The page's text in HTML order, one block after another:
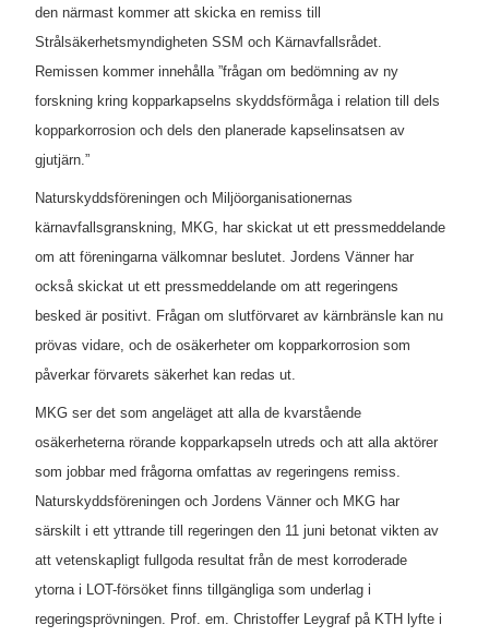
den närmast kommer att skicka en remiss till
Strålsäkerhetsmyndigheten SSM och Kärnavfallsrådet.
Remissen kommer innehålla ”frågan om bedömning av ny
forskning kring kopparkapselns skyddsförmåga i relation till dels
kopparkorrosion och dels den planerade kapselinsatsen av
gjutjärn.”
Naturskyddsföreningen och Miljöorganisationernas
kärnavfallsgranskning, MKG, har skickat ut ett pressmeddelande
om att föreningarna välkomnar beslutet. Jordens Vänner har
också skickat ut ett pressmeddelande om att regeringens
besked är positivt. Frågan om slutförvaret av kärnbränsle kan nu
prövas vidare, och de osäkerheter om kopparkorrosion som
påverkar förvarets säkerhet kan redas ut.
MKG ser det som angeläget att alla de kvarstående
osäkerheterna rörande kopparkapseln utreds och att alla aktörer
som jobbar med frågorna omfattas av regeringens remiss.
Naturskyddsföreningen och Jordens Vänner och MKG har
särskilt i ett yttrande till regeringen den 11 juni betonat vikten av
att vetenskapligt fullgoda resultat från de mest korroderade
ytorna i LOT-försöket finns tillgängliga som underlag i
regeringsprövningen. Prof. em. Christoffer Leygraf på KTH lyfte i